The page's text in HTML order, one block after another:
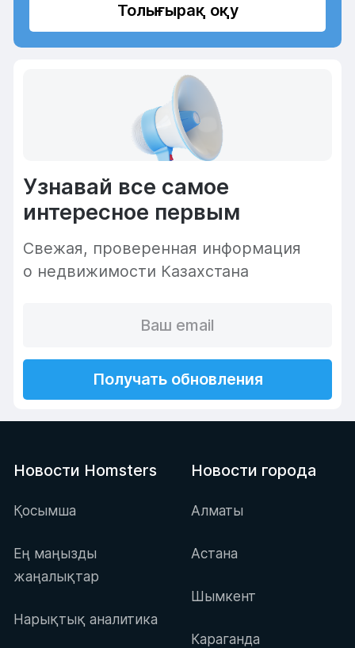
Толығырақ оқу
Узнавай все самое
интересное первым
Cвежая, проверенная информация
о недвижимости Казахстана
Получать обновления
Новости Homsters
Қосымша
Ең маңызды
жаңалықтар
Нарықтық аналитика
Новости города
Алматы
Астана
Шымкент
Караганда